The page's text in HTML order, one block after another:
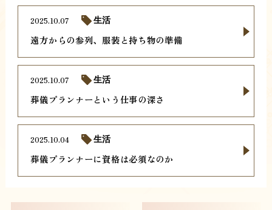
遠方からの参列、服装と持ち物の準備
2025.10.07 生活
葬儀プランナーという仕事の深さ
2025.10.07 生活
葬儀プランナーに資格は必須なのか
2025.10.04 生活